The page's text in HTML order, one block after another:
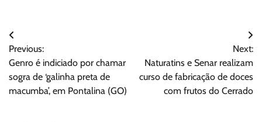
Navegação
de
Post
Previous:
Genro é indiciado por chamar
sogra de ‘galinha preta de
macumba’, em Pontalina (GO)
Next:
Naturatins e Senar realizam
curso de fabricação de doces
com frutos do Cerrado